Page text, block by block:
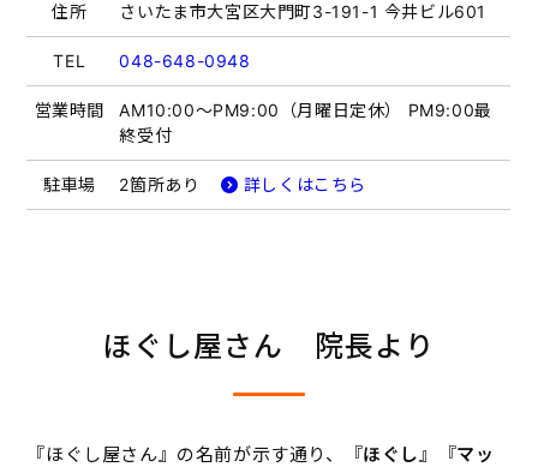
住所 さいたま市大宮区大門町3-191-1 今井ビル601
TEL 048-648-0948
営業時間
AM10:00～PM9:00（月曜日定休） PM9:00最
終受付
駐車場 2箇所あり 詳しくはこちら
ほぐし屋さん 院長より
『ほぐし屋さん』の名前が示す通り、『ほぐし』『マッ